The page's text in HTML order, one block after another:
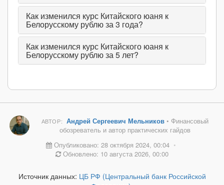
Как изменился курс Китайского юаня к
Белорусскому рублю за 3 года?
Как изменился курс Китайского юаня к
Белорусскому рублю за 5 лет?
АВТОР: Андрей Сергеевич Мельников• Финансовый
обозреватель и автор практических гайдов
Опубликовано: 28 октября 2024, 00:04 •
Обновлено: 10 августа 2026, 00:00
Источник данных: ЦБ РФ (Центральный банк Российской